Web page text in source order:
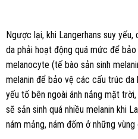
Ngược lại, khi Langerhans suy
da phải hoạt động quá mức để
melanocyte (tế bào sản sinh
melanin để bảo vệ các cấu trúc
yếu tố bên ngoài ánh nắng mặt
sẽ sản sinh quá nhiều melanin khi
nám mảng, nám đốm ở những